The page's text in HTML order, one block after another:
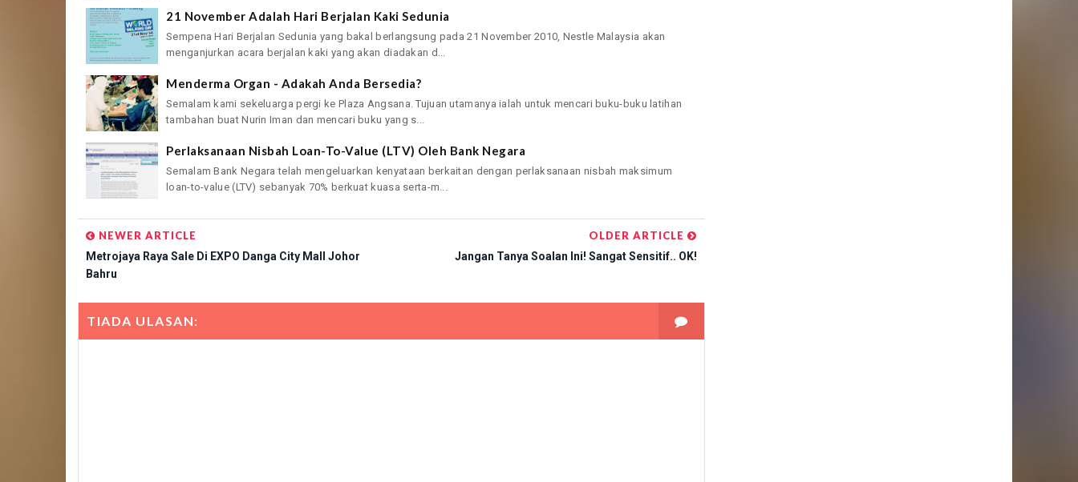
21 November Adalah Hari Berjalan Kaki Sedunia
Sempena Hari Berjalan Sedunia yang bakal berlangsung pada 21 November 2010, Nestle Malaysia akan
menganjurkan acara berjalan kaki yang akan diadakan d...
Menderma Organ - Adakah Anda Bersedia?
Semalam kami sekeluarga pergi ke Plaza Angsana. Tujuan utamanya ialah untuk mencari buku-buku latihan
tambahan buat Nurin Iman dan mencari buku yang s...
Perlaksanaan Nisbah Loan-To-Value (LTV) Oleh Bank Negara
Semalam Bank Negara telah mengeluarkan kenyataan berkaitan dengan perlaksanaan nisbah maksimum
loan-to-value (LTV) sebanyak 70% berkuat kuasa serta-m...
NEWER ARTICLE
Metrojaya Raya Sale Di EXPO Danga City Mall Johor
Bahru
OLDER ARTICLE
Jangan Tanya Soalan Ini! Sangat Sensitif.. OK!
TIADA ULASAN: